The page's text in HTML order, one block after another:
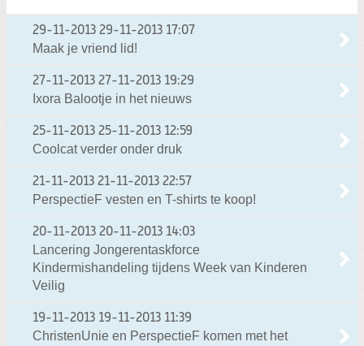
29-11-2013 29-11-2013 17:07
Maak je vriend lid!
27-11-2013 27-11-2013 19:29
Ixora Balootje in het nieuws
25-11-2013 25-11-2013 12:59
Coolcat verder onder druk
21-11-2013 21-11-2013 22:57
PerspectieF vesten en T-shirts te koop!
20-11-2013 20-11-2013 14:03
Lancering Jongerentaskforce
Kindermishandeling tijdens Week van Kinderen
Veilig
19-11-2013 19-11-2013 11:39
ChristenUnie en PerspectieF komen met het